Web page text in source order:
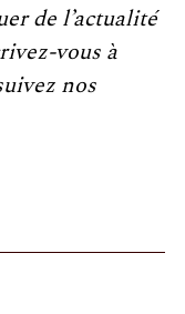
de l’actualité
vous à
nos